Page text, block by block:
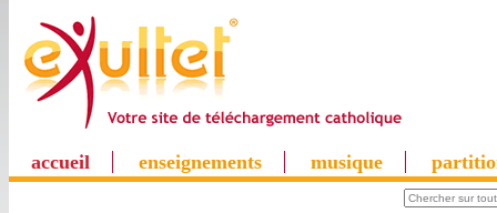
accueil enseignements musique